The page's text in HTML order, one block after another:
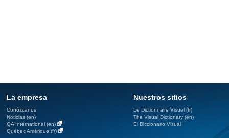
La empresa
Conózcanos
Noticias (en)
QA International (en)
Québec Amérique (fr)
Nuestros sitios
Le Dictionnaire Visuel (fr)
The Visual Dictionary (en)
El Diccionario Visual